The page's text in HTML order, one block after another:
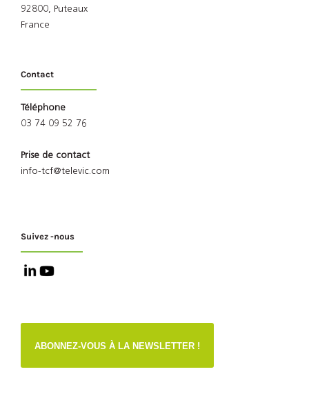
92800, Puteaux
France
Contact
Téléphone
03 74 09 52 76
Prise de contact
info-tcf@televic.com
Suivez -nous
ABONNEZ-VOUS À LA NEWSLETTER !